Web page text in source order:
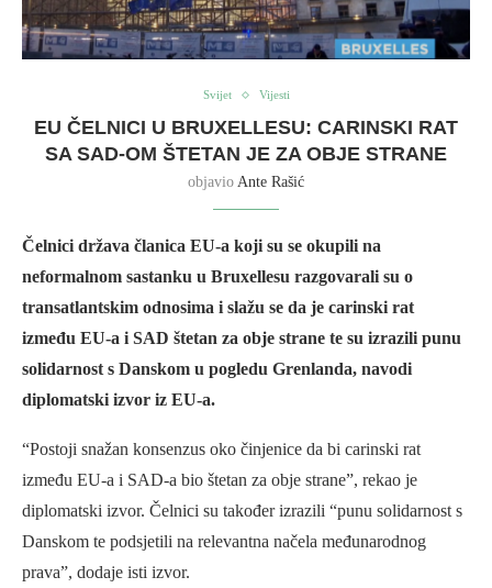
Svijet Vijesti
EU ČELNICI U BRUXELLESU: CARINSKI RAT
SA SAD-OM ŠTETAN JE ZA OBJE STRANE
objavio Ante Rašić
Čelnici država članica EU-a koji su se okupili na
neformalnom sastanku u Bruxellesu razgovarali su o
transatlantskim odnosima i slažu se da je carinski rat
između EU-a i SAD štetan za obje strane te su izrazili punu
solidarnost s Danskom u pogledu Grenlanda, navodi
diplomatski izvor iz EU-a.
“Postoji snažan konsenzus oko činjenice da bi carinski rat
između EU-a i SAD-a bio štetan za obje strane”, rekao je
diplomatski izvor. Čelnici su također izrazili “punu solidarnost s
Danskom te podsjetili na relevantna načela međunarodnog
prava”, dodaje isti izvor.